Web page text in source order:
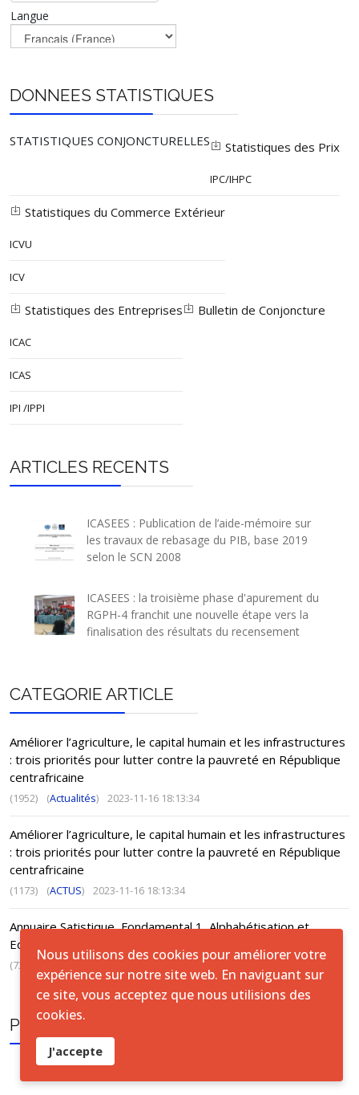
Langue
DONNEES STATISTIQUES
STATISTIQUES CONJONCTURELLES Statistiques des Prix
IPC/IHPC
Statistiques du Commerce Extérieur
ICVU
ICV
Statistiques des Entreprises
ICAC
ICAS
IPI /IPPI
Bulletin de Conjoncture
ARTICLES RECENTS
ICASEES : Publication de l’aide-mémoire sur
les travaux de rebasage du PIB, base 2019
selon le SCN 2008
ICASEES : la troisième phase d'apurement du
RGPH-4 franchit une nouvelle étape vers la
finalisation des résultats du recensement
CATEGORIE ARTICLE
Améliorer l’agriculture, le capital humain et les infrastructures
: trois priorités pour lutter contre la pauvreté en République
centrafricaine
(1952) (Actualités) 2023-11-16 18:13:34
Améliorer l’agriculture, le capital humain et les infrastructures
: trois priorités pour lutter contre la pauvreté en République
centrafricaine
(1173) (ACTUS) 2023-11-16 18:13:34
Annuaire Satistique, Fondamental 1, Alphabétisation et
Education de base non formelle - 2021-2022
(738)
PUBLICATION TAGS
Nous utilisons des cookies pour améliorer votre
expérience sur notre site web. En naviguant sur
ce site, vous acceptez que nous utilisions des
cookies.
J'accepte